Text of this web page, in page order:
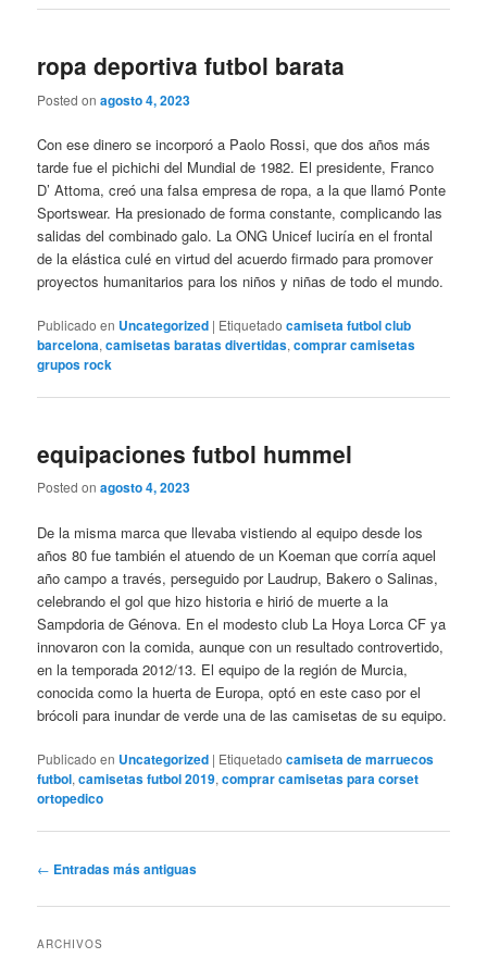
ropa deportiva futbol barata
Posted onagosto 4, 2023
Con ese dinero se incorporó a Paolo Rossi, que dos años más
tarde fue el pichichi del Mundial de 1982. El presidente, Franco
D’ Attoma, creó una falsa empresa de ropa, a la que llamó Ponte
Sportswear. Ha presionado de forma constante, complicando las
salidas del combinado galo. La ONG Unicef luciría en el frontal
de la elástica culé en virtud del acuerdo firmado para promover
proyectos humanitarios para los niños y niñas de todo el mundo.
Publicado en Uncategorized | Etiquetado camiseta futbol club
barcelona,camisetas baratas divertidas,comprar camisetas
grupos rock
equipaciones futbol hummel
Posted onagosto 4, 2023
De la misma marca que llevaba vistiendo al equipo desde los
años 80 fue también el atuendo de un Koeman que corría aquel
año campo a través, perseguido por Laudrup, Bakero o Salinas,
celebrando el gol que hizo historia e hirió de muerte a la
Sampdoria de Génova. En el modesto club La Hoya Lorca CF ya
innovaron con la comida, aunque con un resultado controvertido,
en la temporada 2012/13. El equipo de la región de Murcia,
conocida como la huerta de Europa, optó en este caso por el
brócoli para inundar de verde una de las camisetas de su equipo.
Publicado en Uncategorized | Etiquetado camiseta de marruecos
futbol,camisetas futbol 2019,comprar camisetas para corset
ortopedico
Navegación
entradas
← Entradas más antiguas
ARCHIVOS